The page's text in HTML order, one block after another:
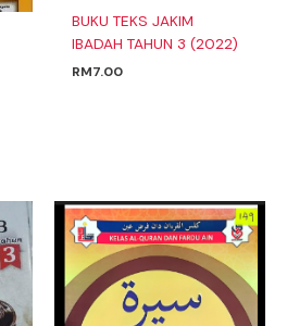
BUKU TEKS JAKIM
IBADAH TAHUN 3 (2022)
RM7.00